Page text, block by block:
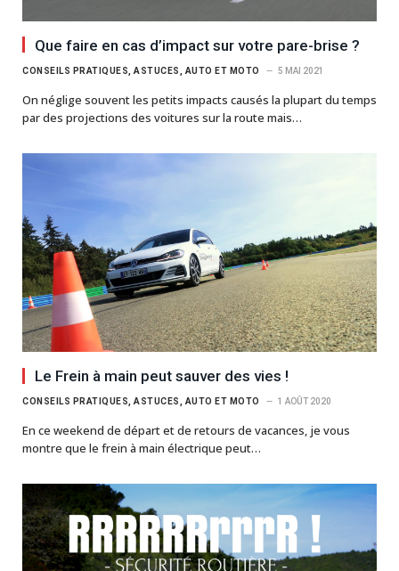
Que faire en cas d’impact sur votre pare-brise ?
CONSEILS PRATIQUES, ASTUCES, AUTO ET MOTO 5 MAI 2021
On néglige souvent les petits impacts causés la plupart du temps
par des projections des voitures sur la route mais…
Le Frein à main peut sauver des vies !
CONSEILS PRATIQUES, ASTUCES, AUTO ET MOTO 1 AOÛT 2020
En ce weekend de départ et de retours de vacances, je vous
montre que le frein à main électrique peut…